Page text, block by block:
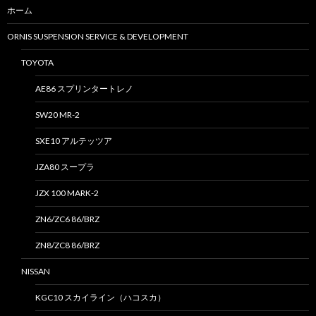
ホーム
ORNIS SUSPENSION SERVICE & DEVELOPMENT
TOYOTA
AE86 スプリンタートレノ
SW20 MR-2
SXE10 アルテッツア
JZA80 スープラ
JZX 100 MARK-2
ZN6/ZC6 86/BRZ
ZN8/ZC8 86/BRZ
NISSAN
KGC10 スカイライン（ハコスカ）